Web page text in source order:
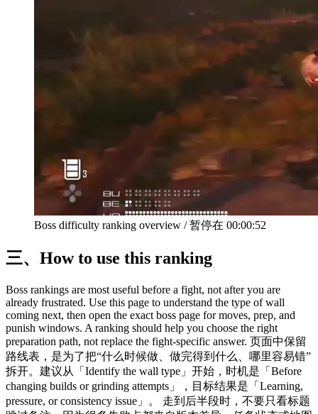
Boss difficulty ranking overview / 暂停在 00:00:52
三、 How to use this ranking
Boss rankings are most useful before a fight, not after you are
already frustrated. Use this page to understand the type of wall
coming next, then open the exact boss page for moves, prep, and
punish windows. A ranking should help you choose the right
preparation path, not replace the fight-specific answer. 页面中保留
路线表，是为了把“什么时候做、做完得到什么、哪里容易错”
拆开。建议从「Identify the wall type」开始，时机是「Before
changing builds or grinding attempts」，目标结果是「Learning,
pressure, or consistency issue」。 走到后半段时，不要只看标题